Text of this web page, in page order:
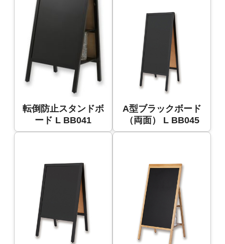
転倒防止スタンドボ
ード L BB041
A型ブラックボード
（両面） L BB045